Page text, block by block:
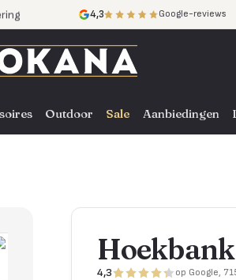
4,3 Google-reviews
Outdoor Sale Aanbiedingen
4,3 op Google,